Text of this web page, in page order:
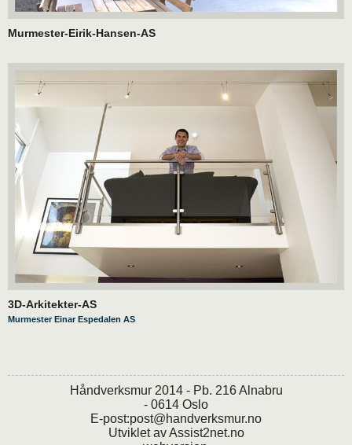
Murmester-Eirik-Hansen-AS
3D-Arkitekter-AS
Murmester Einar Espedalen AS
Håndverksmur 2014 - Pb. 216 Alnabru
- 0614 Oslo
E-post:post@handverksmur.no
Utviklet avAssist2net.no